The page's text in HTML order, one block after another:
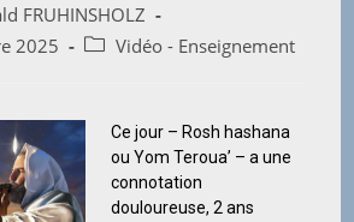
FRUHINSHOLZ
2025
Vidéo - Enseignement
Ce jour – Rosh hashana
ou Yom Teroua’ – a une
connotation
douloureuse, 2 ans